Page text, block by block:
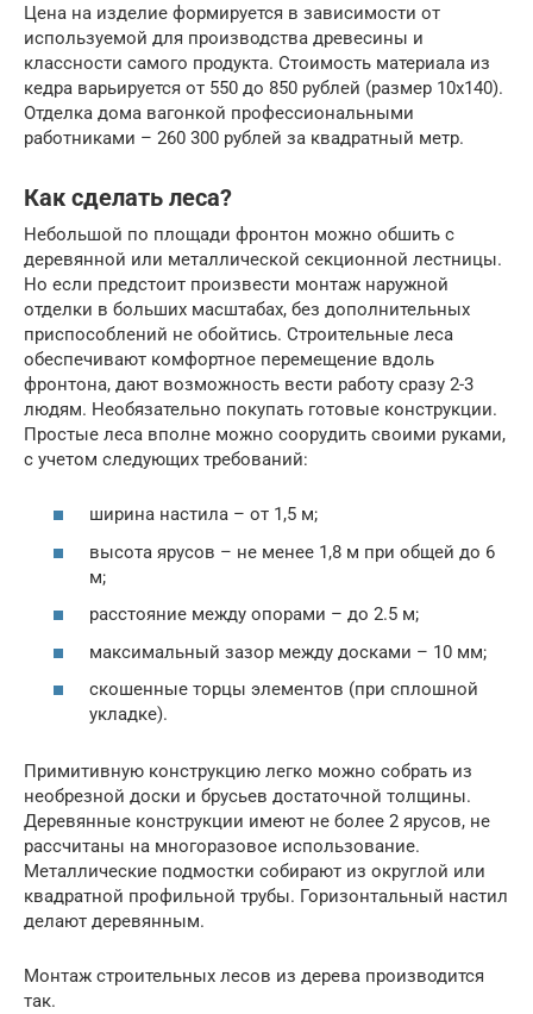
Цена на изделие формируется в зависимости от
используемой для производства древесины и
классности самого продукта. Стоимость материала из
кедра варьируется от 550 до 850 рублей (размер 10х140).
Отделка дома вагонкой профессиональными
работниками – 260 300 рублей за квадратный метр.
Как сделать леса?
Небольшой по площади фронтон можно обшить с
деревянной или металлической секционной лестницы.
Но если предстоит произвести монтаж наружной
отделки в больших масштабах, без дополнительных
приспособлений не обойтись. Строительные леса
обеспечивают комфортное перемещение вдоль
фронтона, дают возможность вести работу сразу 2-3
людям. Необязательно покупать готовые конструкции.
Простые леса вполне можно соорудить своими руками,
с учетом следующих требований:
ширина настила – от 1,5 м;
высота ярусов – не менее 1,8 м при общей до 6
м;
расстояние между опорами – до 2.5 м;
максимальный зазор между досками – 10 мм;
скошенные торцы элементов (при сплошной
укладке).
Примитивную конструкцию легко можно собрать из
необрезной доски и брусьев достаточной толщины.
Деревянные конструкции имеют не более 2 ярусов, не
рассчитаны на многоразовое использование.
Металлические подмостки собирают из округлой или
квадратной профильной трубы. Горизонтальный настил
делают деревянным.
Монтаж строительных лесов из дерева производится
так.